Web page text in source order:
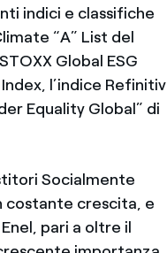
indici e classifiche
“A” List del
Global ESG
l’indice Refinitiv
Equality Global” di
Socialmente
costante crescita, e
pari a oltre il